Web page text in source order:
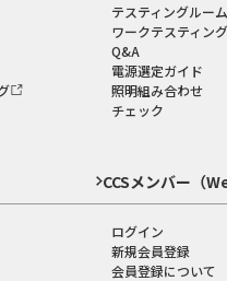
テスティングルーム
ワークテスティング
Q&A
電源選定ガイド
照明組み合わせ
チェック
CCSメンバー（
ログイン
新規会員登録
会員登録について